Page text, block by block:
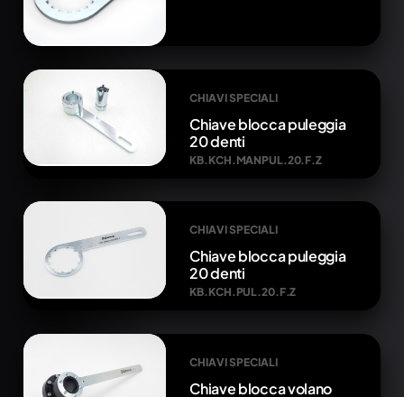
CHIAVI SPECIALI
Chiave blocca puleggia
20 denti
KB.KCH.MANPUL.20.F.Z
CHIAVI SPECIALI
Chiave blocca puleggia
20 denti
KB.KCH.PUL.20.F.Z
CHIAVI SPECIALI
Chiave blocca volano